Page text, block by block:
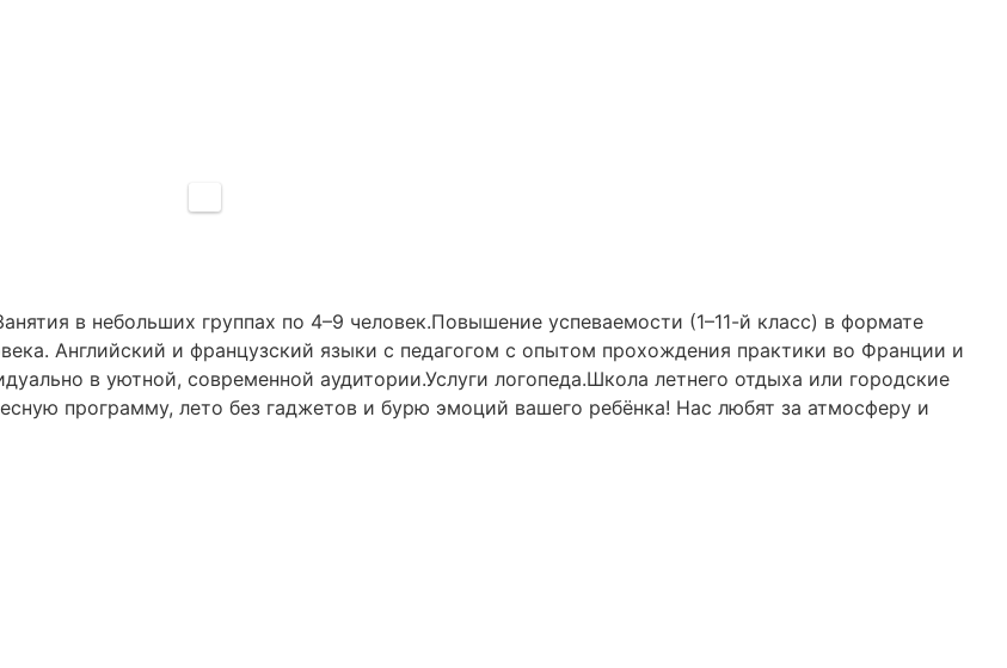
в небольших группах по 4–9 человек.Повышение успеваемости (1–11-й класс) в формате
Английский и французский языки с педагогом с опытом прохождения практики во Франции и
в уютной, современной аудитории.Услуги логопеда.Школа летнего отдыха или городские
программу, лето без гаджетов и бурю эмоций вашего ребёнка! Нас любят за атмосферу и